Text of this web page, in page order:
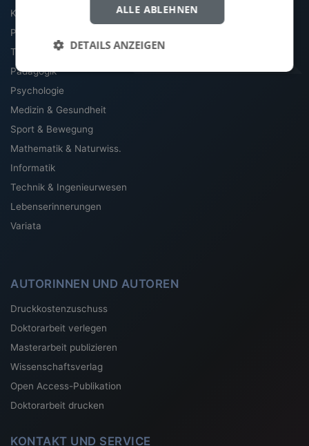
Kultur, Kunst & Musik
Philosophie
Theologie & Religion
Pädagogik
Psychologie
Medizin & Gesundheit
Sport & Bewegung
Mathematik & Naturwiss.
Informatik
Technik & Ingenieurwesen
Lebenserinnerungen
Variata
AUTORINNEN UND AUTOREN
Druckkostenzuschuss
Doktorarbeit verlegen
Masterarbeit publizieren
Wissenschaftsverlag
Open Access-Publikation
Doktorarbeit drucken
KONTAKT UND SERVICE
ALLE ABLEHNEN
DETAILS ANZEIGEN